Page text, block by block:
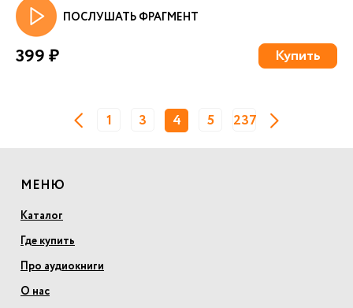
ПОСЛУШАТЬ ФРАГМЕНТ
399 ₽ Купить
1 3 4 5 237
МЕНЮ
Каталог
Где купить
Про аудиокниги
О нас